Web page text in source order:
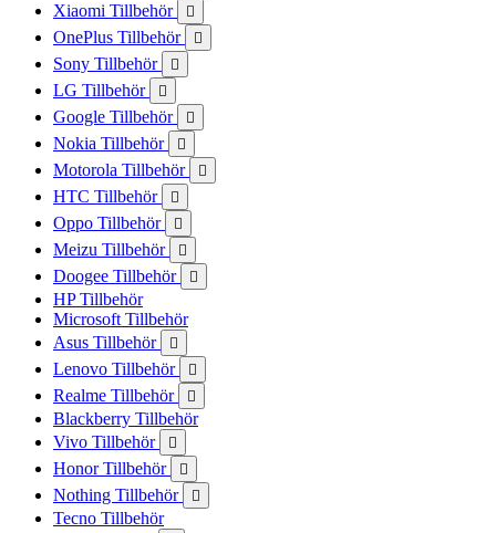
Xiaomi Tillbehör 
OnePlus Tillbehör 
Sony Tillbehör 
LG Tillbehör 
Google Tillbehör 
Nokia Tillbehör 
Motorola Tillbehör 
HTC Tillbehör 
Oppo Tillbehör 
Meizu Tillbehör 
Doogee Tillbehör 
HP Tillbehör
Microsoft Tillbehör
Asus Tillbehör

Lenovo Tillbehör 
Realme Tillbehör 
Blackberry Tillbehör
Vivo Tillbehör

Honor Tillbehör 
Nothing Tillbehör 
Tecno Tillbehör